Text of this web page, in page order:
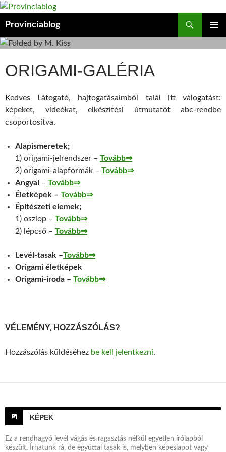
Kilépés
Provinciablog
ORIGAMI-GALÉRIA
Kedves Látogató, hajtogatásaimból talál itt válogatást:
képeket, videókat, elkészítési útmutatót abc-rendbe
csoportosítva.
Alapismeretek;
1) origami-jelrendszer – Tovább⇒
2) origami-alapformák – Tovább⇒
Angyal – Tovább⇒
Életképek – Tovább⇒
Építészeti elemek;
1) oszlop – Tovább⇒
2) lépcső – Tovább⇒
Levél-tasak –Tovább⇒
Origami életképek
Origami-iroda – Tovább⇒
VÉLEMÉNY, HOZZÁSZÓLÁS?
Hozzászólás küldéséhez be kell jelentkezni.
KÉPEK
Ez a rendhagyó levél vágás és ragasztás nélkül egyetlen írólapból
készült. Írhatunk rá, de egyúttal tasak is, melyben képeslapot vagy